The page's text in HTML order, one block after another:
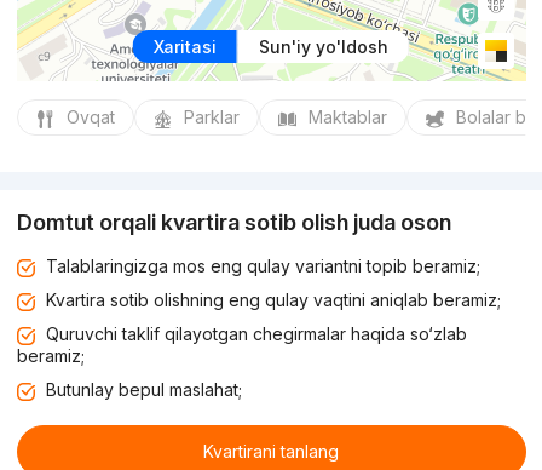
Xaritasi Sun'iy yo'ldosh
Ovqat Parklar Maktablar Bolalar
Domtut orqali kvartira sotib olish juda oson
Talablaringizga mos eng qulay variantni topib beramiz;
Kvartira sotib olishning eng qulay vaqtini aniqlab beramiz;
Quruvchi taklif qilayotgan chegirmalar haqida so‘zlab
beramiz;
Butunlay bepul maslahat;
Kvartirani tanlang